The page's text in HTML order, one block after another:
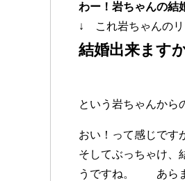
わー！岩ちゃんの結
↓ これ岩ちゃんの
結婚出来ます
という岩ちゃんか
おい！って感じで
そしてぶっちゃけ、
うですね。 あ